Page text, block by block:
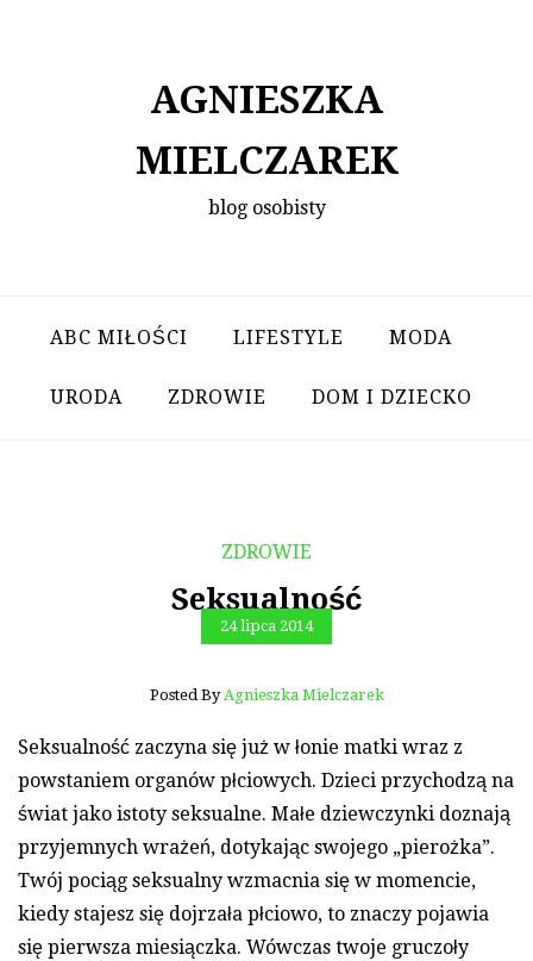
AGNIESZKA
MIELCZAREK
blog osobisty
ABC MIŁOŚCI LIFESTYLE MODA
URODA ZDROWIE DOM I DZIECKO
ZDROWIE
Seksualność
24 lipca 2014
Posted By Agnieszka Mielczarek
Seksualność zaczyna się już w łonie matki wraz z
powstaniem organów płciowych. Dzieci przychodzą na
świat jako istoty seksualne. Małe dziewczynki doznają
przyjemnych wrażeń, dotykając swojego „pierożka”.
Twój pociąg seksualny wzmacnia się w momencie,
kiedy stajesz się dojrzała płciowo, to znaczy pojawia
się pierwsza miesiączka. Wówczas twoje gruczoły